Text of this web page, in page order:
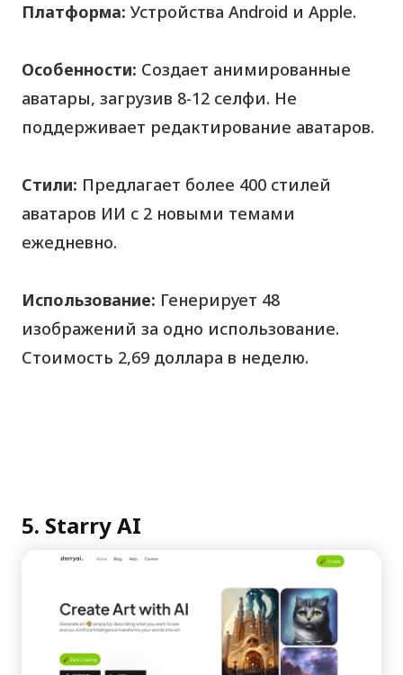
Платформа: Устройства Android и Apple.
Особенности: Создает анимированные
аватары, загрузив 8-12 селфи. Не
поддерживает редактирование аватаров.
Стили: Предлагает более 400 стилей
аватаров ИИ с 2 новыми темами
ежедневно.
Использование: Генерирует 48
изображений за одно использование.
Стоимость 2,69 доллара в неделю.
5. Starry AI